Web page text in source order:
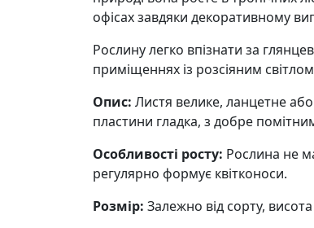
офісах завдяки декоративному
Рослину легко впізнати за
приміщеннях із розсіяним
Опис: Листя велике, ланцетне
пластини гладка, з добре
Особливості росту: Рослина не
регулярно формує квітконоси.
Розмір: Залежно від сорту,